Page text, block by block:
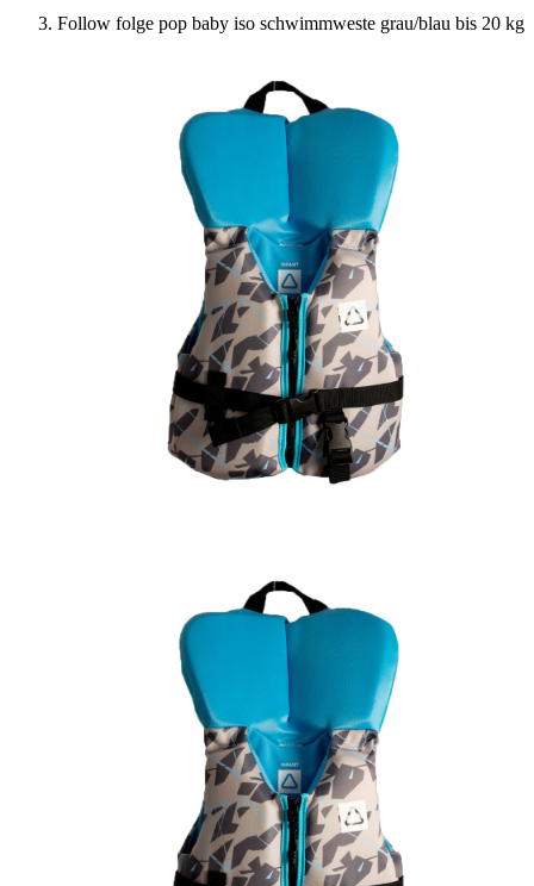
Follow folge pop baby iso schwimmweste grau/blau bis 20 kg